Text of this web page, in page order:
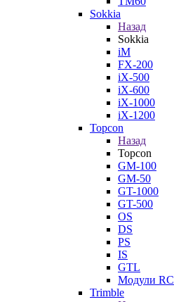
Sokkia
Назад
Sokkia
iM
FX-200
iX-500
iX-600
iX-1000
iX-1200
Topcon
Назад
Topcon
GM-100
GM-50
GT-1000
GT-500
OS
DS
PS
IS
GTL
Модули RC
Trimble